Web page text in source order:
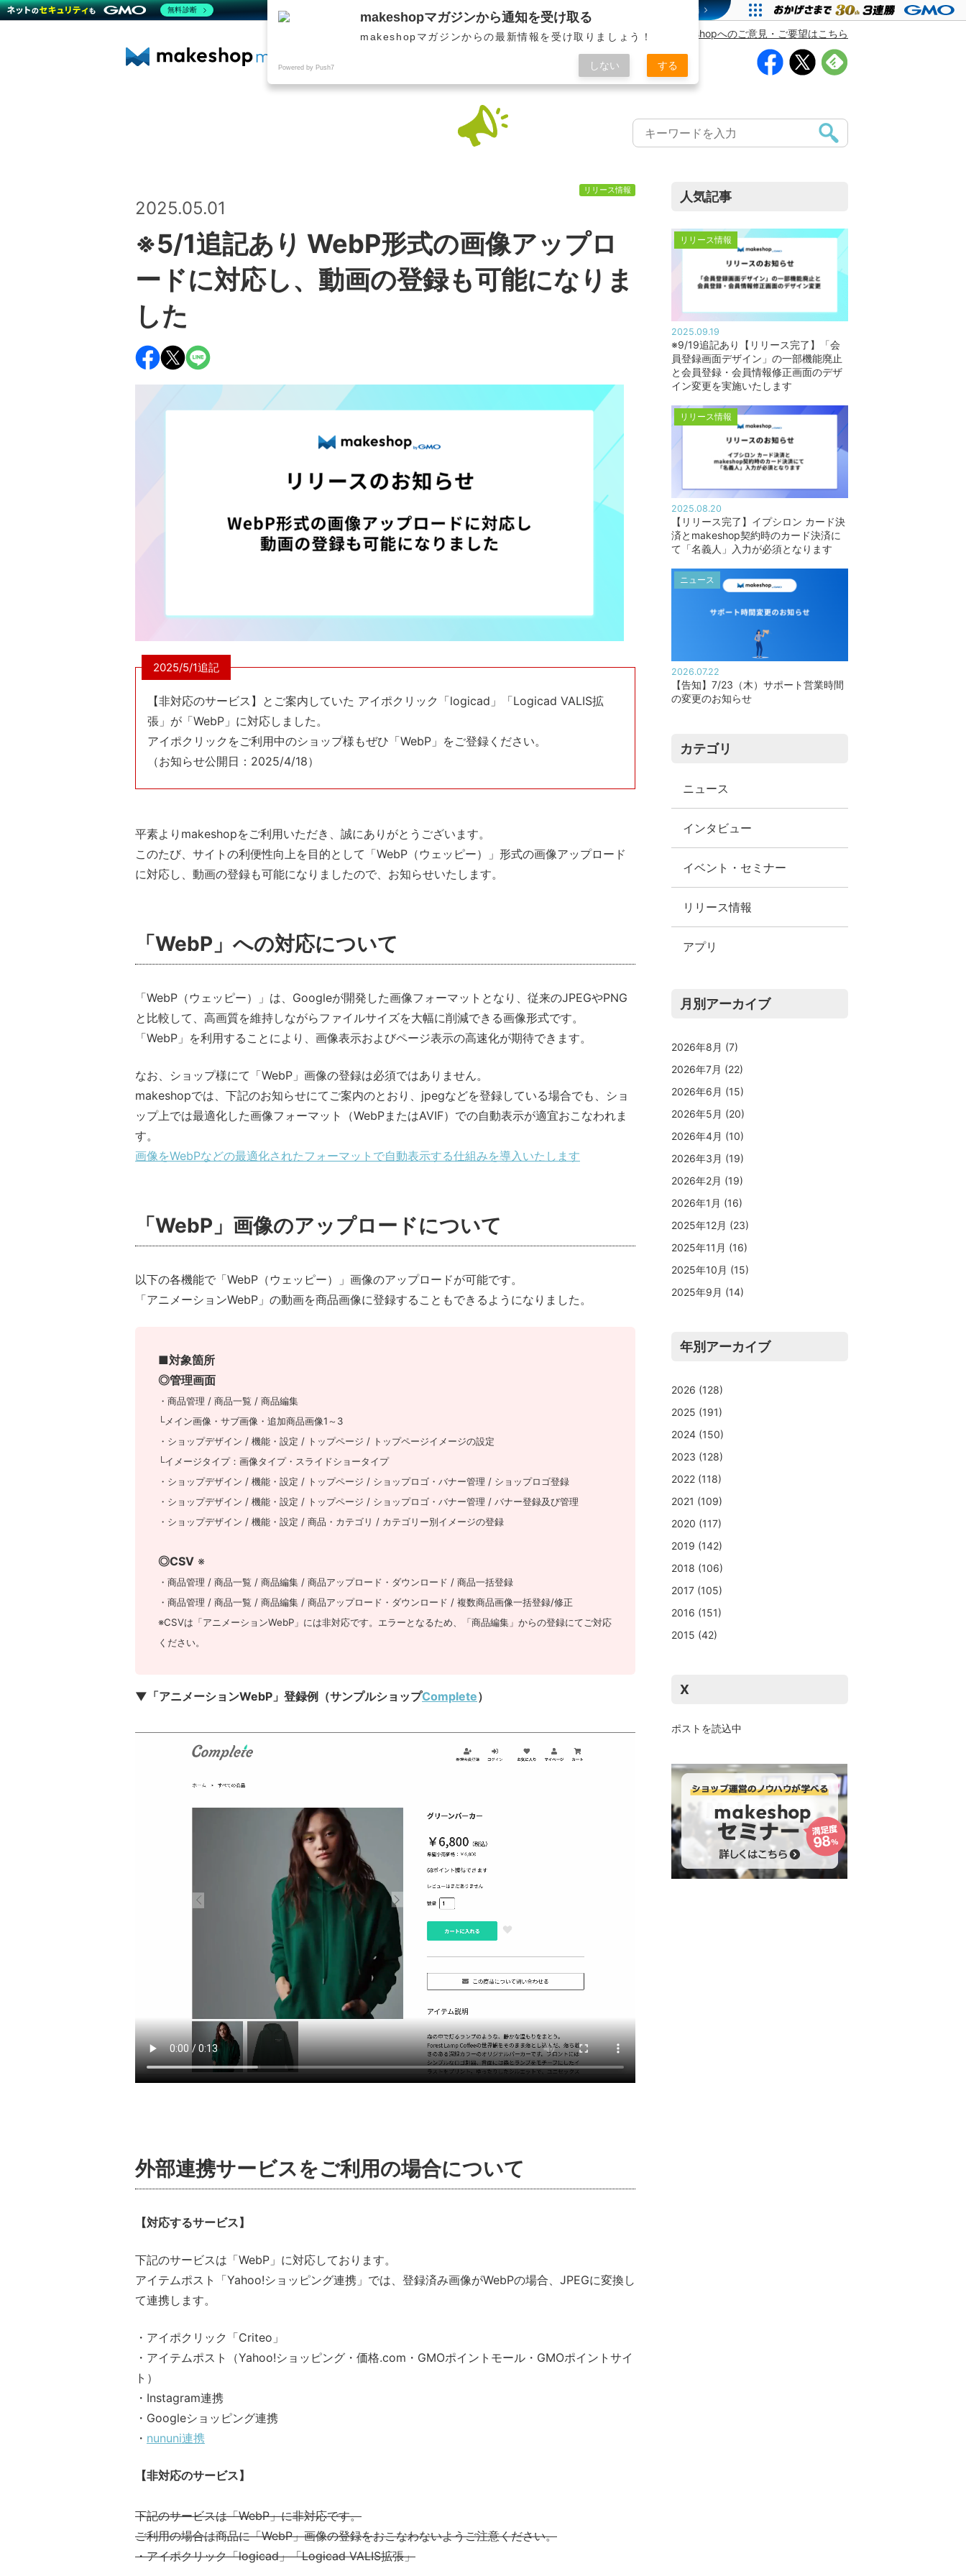
makeshopへのご意見・ご要望はこちら
リリース情報
2025.05.01
※5/1追記あり WebP形式の画像アップロ
ードに対応し、動画の登録も可能になりま
した
2025/5/1追記
【非対応のサービス】とご案内していた アイポクリック「logicad」「Logicad VALIS拡
張」が「WebP」に対応しました。
アイポクリックをご利用中のショップ様もぜひ「WebP」をご登録ください。
（お知らせ公開日：2025/4/18）
平素よりmakeshopをご利用いただき、誠にありがとうございます。
このたび、サイトの利便性向上を目的として「WebP（ウェッピー）」形式の画像アップロード
に対応し、動画の登録も可能になりましたので、お知らせいたします。
「WebP」への対応について
「WebP（ウェッピー）」は、Googleが開発した画像フォーマットとなり、従来のJPEGやPNG
と比較して、高画質を維持しながらファイルサイズを大幅に削減できる画像形式です。
「WebP」を利用することにより、画像表示およびページ表示の高速化が期待できます。
なお、ショップ様にて「WebP」画像の登録は必須ではありません。
makeshopでは、下記のお知らせにてご案内のとおり、jpegなどを登録している場合でも、ショ
ップ上では最適化した画像フォーマット（WebPまたはAVIF）での自動表示が適宜おこなわれま
す。
画像をWebPなどの最適化されたフォーマットで自動表示する仕組みを導入いたします
「WebP」画像のアップロードについて
以下の各機能で「WebP（ウェッピー）」画像のアップロードが可能です。
「アニメーションWebP」の動画を商品画像に登録することもできるようになりました。
■対象箇所
◎管理画面
・商品管理 / 商品一覧 / 商品編集
└メイン画像・サブ画像・追加商品画像1～3
・ショップデザイン / 機能・設定 / トップページ / トップページイメージの設定
└イメージタイプ：画像タイプ・スライドショータイプ
・ショップデザイン / 機能・設定 / トップページ / ショップロゴ・バナー管理 / ショップロゴ登録
・ショップデザイン / 機能・設定 / トップページ / ショップロゴ・バナー管理 / バナー登録及び管理
・ショップデザイン / 機能・設定 / 商品・カテゴリ / カテゴリー別イメージの登録
◎CSV ※
・商品管理 / 商品一覧 / 商品編集 / 商品アップロード・ダウンロード / 商品一括登録
・商品管理 / 商品一覧 / 商品編集 / 商品アップロード・ダウンロード / 複数商品画像一括登録/修正
※CSVは「アニメーションWebP」には非対応です。エラーとなるため、「商品編集」からの登録にてご対応
ください。
▼「アニメーションWebP」登録例（サンプルショップComplete）
外部連携サービスをご利用の場合について
【対応するサービス】
下記のサービスは「WebP」に対応しております。
アイテムポスト「Yahoo!ショッピング連携」では、登録済み画像がWebPの場合、JPEGに変換し
て連携します。
・アイポクリック「Criteo」
・アイテムポスト（Yahoo!ショッピング・価格.com・GMOポイントモール・GMOポイントサイ
ト）
・Instagram連携
・Googleショッピング連携
・ nununi連携
【非対応のサービス】
下記のサービスは「WebP」に非対応です。
ご利用の場合は商品に「WebP」画像の登録をおこなわないようご注意ください。
・アイポクリック「logicad」「Logicad VALIS拡張」
人気記事
リリース情報
2025.09.19
※9/19追記あり【リリース完了】「会
員登録画面デザイン」の一部機能廃止
と会員登録・会員情報修正画面のデザ
イン変更を実施いたします
リリース情報
2025.08.20
【リリース完了】イプシロン カード決
済とmakeshop契約時のカード決済に
て「名義人」入力が必須となります
ニュース
2026.07.22
【告知】7/23（木）サポート営業時間
の変更のお知らせ
カテゴリ
ニュース
インタビュー
イベント・セミナー
リリース情報
アプリ
月別アーカイブ
2026年8月 (7)
2026年7月 (22)
2026年6月 (15)
2026年5月 (20)
2026年4月 (10)
2026年3月 (19)
2026年2月 (19)
2026年1月 (16)
2025年12月 (23)
2025年11月 (16)
2025年10月 (15)
2025年9月 (14)
年別アーカイブ
2026 (128)
2025 (191)
2024 (150)
2023 (128)
2022 (118)
2021 (109)
2020 (117)
2019 (142)
2018 (106)
2017 (105)
2016 (151)
2015 (42)
X
ポストを読込中
無料診断
makeshopマガジンから通知を受け取る
makeshopマガジンからの最新情報を受け取りましょう！
Powered by Push7 しない する